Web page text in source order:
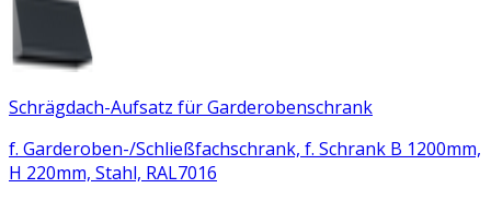
Schrägdach-Aufsatz für Garderobenschrank
f. Garderoben-/Schließfachschrank, f. Schrank B 1200mm,
H 220mm, Stahl, RAL7016